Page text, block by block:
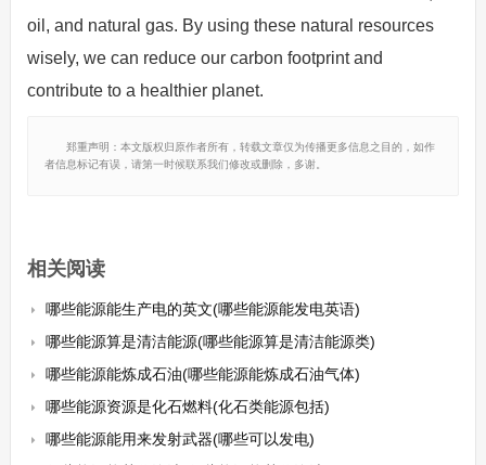
oil, and natural gas. By using these natural resources
wisely, we can reduce our carbon footprint and
contribute to a healthier planet.
郑重声明：本文版权归原作者所有，转载文章仅为传播更多信息之目的，如作
者信息标记有误，请第一时候联系我们修改或删除，多谢。
相关阅读
哪些能源能生产电的英文(哪些能源能发电英语)
哪些能源算是清洁能源(哪些能源算是清洁能源类)
哪些能源能炼成石油(哪些能源能炼成石油气体)
哪些能源资源是化石燃料(化石类能源包括)
哪些能源能用来发射武器(哪些可以发电)